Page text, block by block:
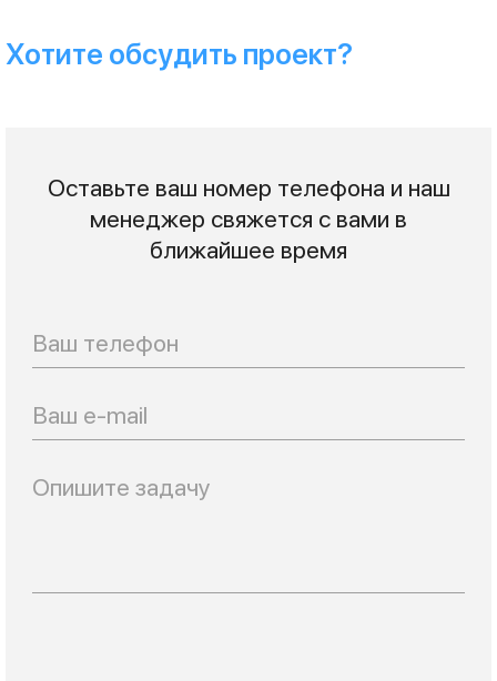
Хотите обсудить проект?
Оставьте ваш номер телефона и наш
менеджер свяжется с вами в
ближайшее время
Телефон
Email